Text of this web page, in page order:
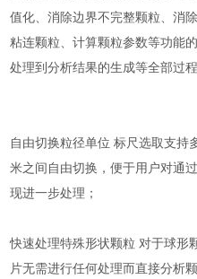
值化、消除边界不完整颗粒、消
粘连颗粒、计算颗粒参数等功能
处理到分析结果的生成等全部过
自由切换粒径单位 标尺选取支持
米之间自由切换，便于用户对通
现进一步处理；
快速处理特殊形状颗粒 对于球形
片无需进行任何处理而直接分析